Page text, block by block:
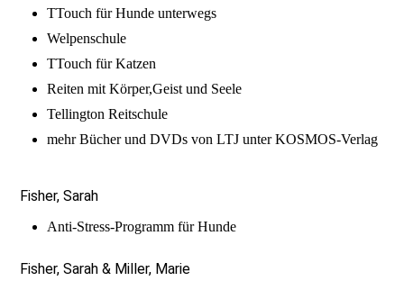
TTouch für Hunde unterwegs
Welpenschule
TTouch für Katzen
Reiten mit Körper,Geist und Seele
Tellington Reitschule
mehr Bücher und DVDs von LTJ unter KOSMOS-Verlag
Fisher, Sarah
Anti-Stress-Programm für Hunde
Fisher, Sarah & Miller, Marie